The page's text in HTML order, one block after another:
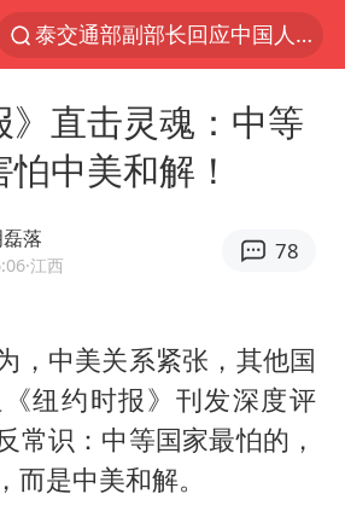
泰交通部副部长回应中国人遭歧视手势
泸溪河：桃酥吃出金属牙冠视频不实
男子结婚8年3个女儿均非亲生
“空调24小时开着更省电”不实
男子杀人后逃进深山21年活得像野人
公司“上四休三”但要降薪1000元
》直击灵魂：中等
中美和解！
落
·江西
78
，中美关系紧张，其他国
纽约时报》刊发深度评
常识：中等国家最怕的，
而是中美和解。